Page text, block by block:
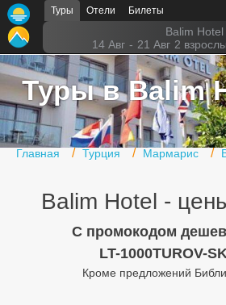
Туры Отели Билеты
Balim Hotel
14 Авг - 21 Авг 2
Туры в Balim
Главная Турция Мармарис
Balim Hotel -
C промокодом
LT-1000TUROV-
Кроме предложений
Главная
Горящие туры
Туры в Турцию
Туры в Египет
Офис г. Москва
Подборки отелей